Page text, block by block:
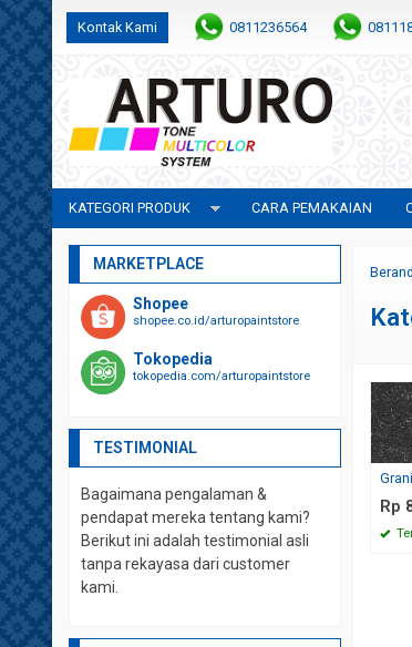
Kontak Kami 0811236564
KATEGORI PRODUK CARA PEMAKAIAN
Rp
MARKETPLACE
Shopee
shopee.co.id/arturopaintstore
Tokopedia
tokopedia.com/arturopaintstore
TESTIMONIAL
Bagaimana pengalaman &
pendapat mereka tentang kami?
Berikut ini adalah testimonial asli
tanpa rekayasa dari customer
kami.